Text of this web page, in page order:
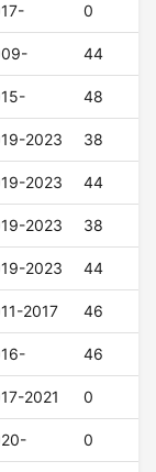
0
44
48
2023 38
2023 44
2023 38
2023 44
2017 46
46
2021 0
0